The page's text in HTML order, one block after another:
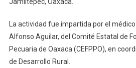
La actividad fue impartida por el
Alfonso Aguilar, del Comité Estatal de
Pecuaria de Oaxaca (CEFPPO), en
de Desarrollo Rural.